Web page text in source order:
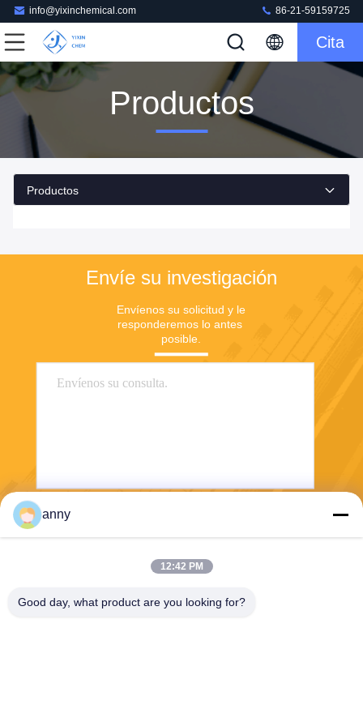
info@yixinchemical.com 86-21-59159725
Cita
Productos
Productos
Envíe su investigación
Envíenos su solicitud y le
responderemos lo antes
posible.
anny
12:42 PM
Good day, what product are you looking for?